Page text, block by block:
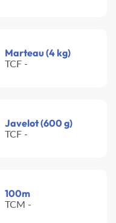
Marteau (4 kg)
TCF -
Javelot (600 g)
TCF -
100m
TCM -